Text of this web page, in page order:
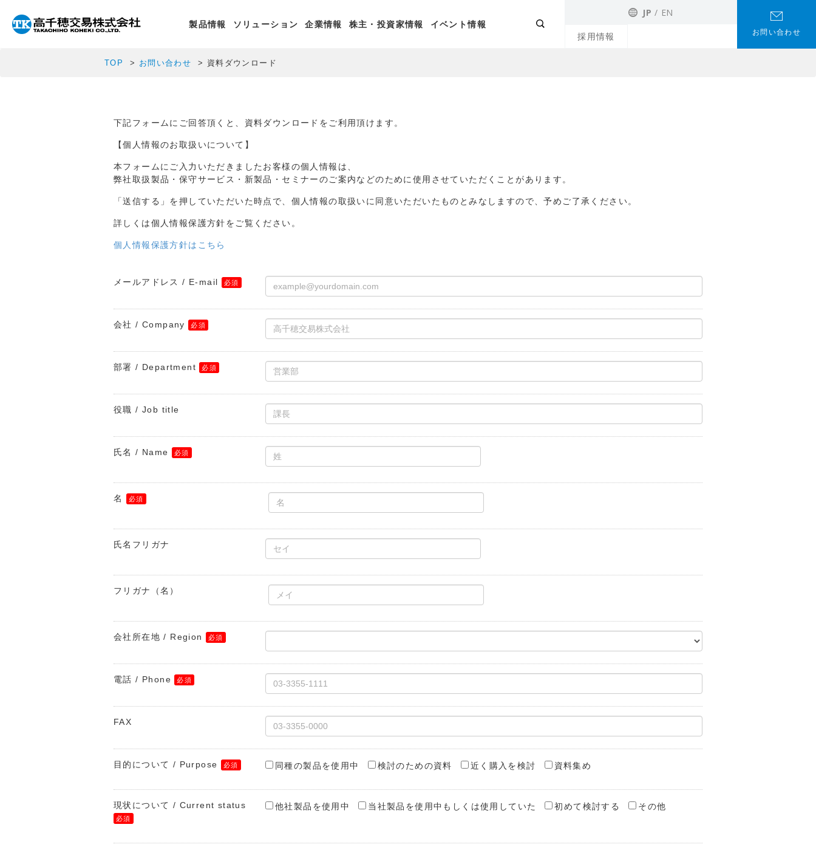
製品情報 ソリューション 企業情報 株主・投資家情報 イベント情報
JP EN
採用情報 お問い合わせ
TOP お問い合わせ 資料ダウンロード
下記フォームにご回答頂くと、資料ダウンロードをご利用頂けます。
【個人情報のお取扱いについて】
本フォームにご入力いただきましたお客様の個人情報は、
弊社取扱製品・保守サービス・新製品・セミナーのご案内などのために使用させていただくことがあります。
「送信する」を押していただいた時点で、個人情報の取扱いに同意いただいたものとみなしますので、予めご了承ください。
詳しくは個人情報保護方針をご覧ください。
個人情報保護方針はこちら
メールアドレス / E-mail
会社 / Company
部署 / Department
役職 / Job title
氏名 / Name
名
氏名フリガナ
フリガナ（名）
会社所在地 / Region
電話 / Phone
FAX
目的について / Purpose 同種の製品を使用中 検討のための資料 近く購入を検討 資料集め
現状について / Current status 他社製品を使用中 当社製品を使用中もしくは使用していた 初めて検討する その他